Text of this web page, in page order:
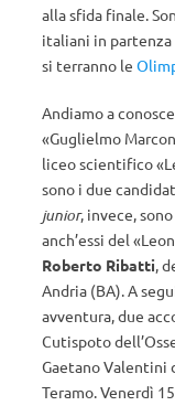
alla sfida finale.
italiani in partenza
si terranno le
Andiamo a
«Guglielmo
liceo scientifico
sono i due
junior, invece, sono
anch’essi del
Roberto Ribatti,
Andria (BA). A
avventura, due
Cutispoto
Gaetano Valentini
Teramo. Venerdì